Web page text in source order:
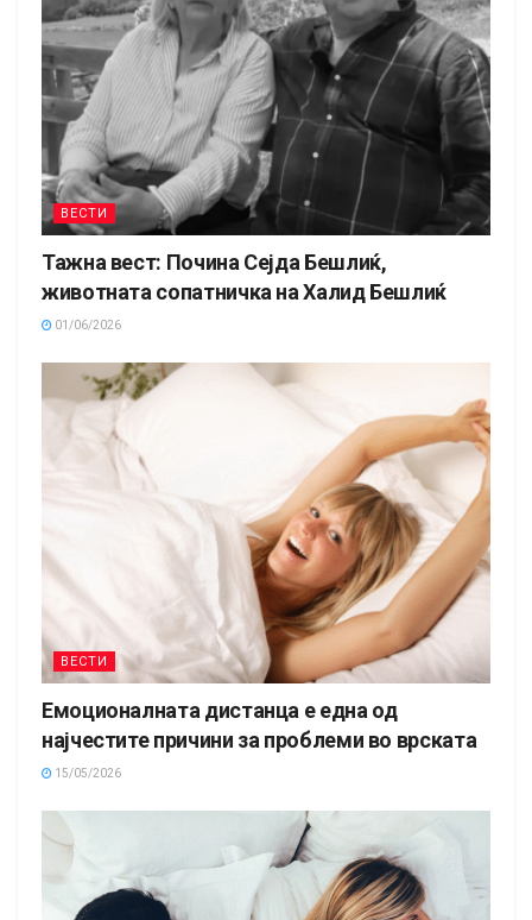
ВЕСТИ
Тажна вест: Почина Сејда Бешлиќ,
животната сопатничка на Халид Бешлиќ
01/06/2026
ВЕСТИ
Емоционалната дистанца е една од
најчестите причини за проблеми во врската
15/05/2026